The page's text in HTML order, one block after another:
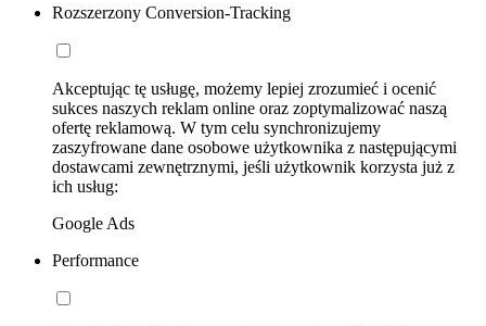
Rozszerzony Conversion-Tracking
Akceptując tę usługę, możemy lepiej zrozumieć i ocenić
sukces naszych reklam online oraz zoptymalizować naszą
ofertę reklamową. W tym celu synchronizujemy
zaszyfrowane dane osobowe użytkownika z następującymi
dostawcami zewnętrznymi, jeśli użytkownik korzysta już z
ich usług:
Google Ads
Performance